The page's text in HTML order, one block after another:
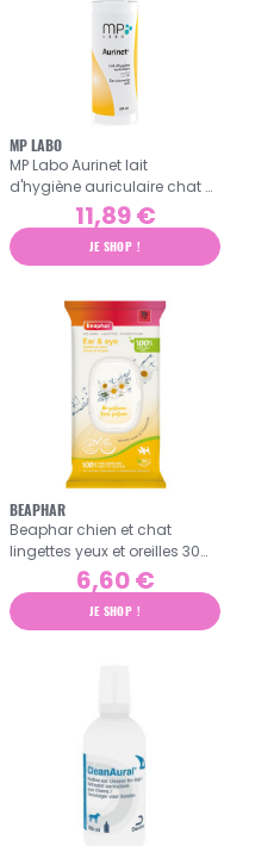
MP LABO
MP Labo Aurinet lait
d'hygiène auriculaire chat et
chien 125ml11,89 €
JE SHOP !
BEAPHAR
Beaphar chien et chat
lingettes yeux et oreilles 30
6,60 €
JE SHOP !